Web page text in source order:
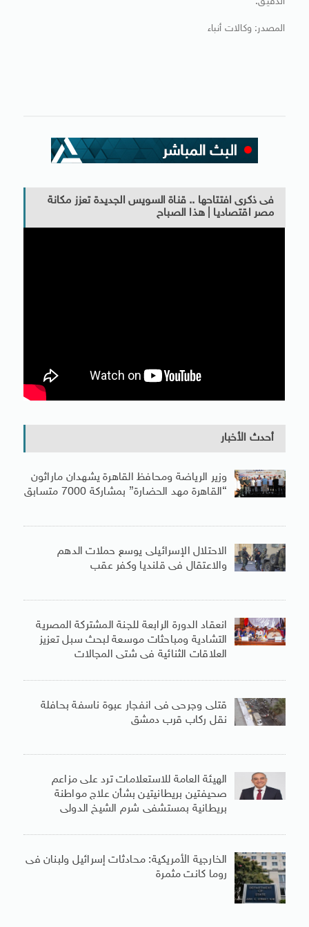
المصدر: وكالات أنباء
فى ذكرى افتتاحها .. قناة السويس الجديدة تعزز مكانة
مصر اقتصاديا | هذا الصباح
أحدث الأخبار
وزير الرياضة ومحافظ القاهرة يشهدان ماراثون
“القاهرة مهد الحضارة” بمشاركة 7000 متسابق
الاحتلال الإسرائيلى يوسع حملات الدهم
والاعتقال فى قلنديا وكفر عقب
انعقاد الدورة الرابعة للجنة المشتركة المصرية
التشادية ومباحثات موسعة لبحث سبل تعزيز
العلاقات الثنائية فى شتى المجالات
قتلى وجرحى فى انفجار عبوة ناسفة بحافلة
نقل ركاب قرب دمشق
الهيئة العامة للاستعلامات ترد على مزاعم
صحيفتين بريطانيتين بشأن علاج مواطنة
بريطانية بمستشفى شرم الشيخ الدولى
الخارجية الأمريكية: محادثات إسرائيل ولبنان فى
روما كانت مثمرة